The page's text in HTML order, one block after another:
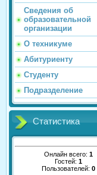
Сведения об
образовательной
организации
О техникуме
Абитуриенту
Студенту
Подразделение
Статистика
Онлайн всего: 1
Гостей: 1
Пользователей: 0